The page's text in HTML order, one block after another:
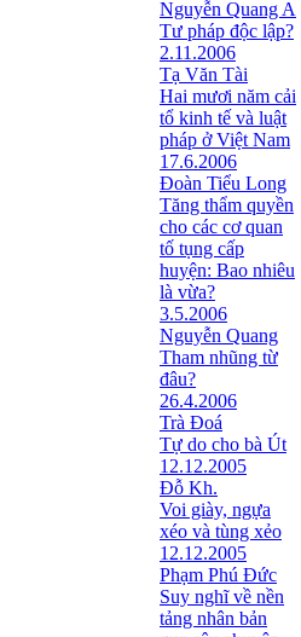
Nguyễn Quang A
Tư pháp độc lập?
2.11.2006
Tạ Văn Tài
Hai mươi năm cải
tổ kinh tế và luật
pháp ở Việt Nam
17.6.2006
Đoàn Tiểu Long
Tăng thẩm quyền
cho các cơ quan
tố tụng cấp
huyện: Bao nhiêu
là vừa?
3.5.2006
Nguyễn Quang
Tham nhũng từ
đâu?
26.4.2006
Trà Đoá
Tự do cho bà Út
12.12.2005
Đỗ Kh.
Voi giày, ngựa
xéo và tùng xẻo
12.12.2005
Phạm Phú Đức
Suy nghĩ về nền
tảng nhân bản